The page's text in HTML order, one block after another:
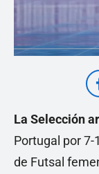
La Selección
Portugal por 7-
de Futsal